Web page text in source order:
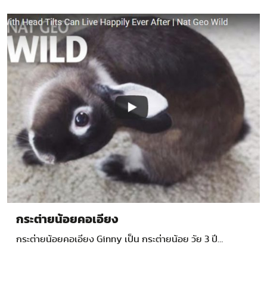
กระต่ายน้อยคอเอียง
กระต่ายน้อยคอเอียง Ginny เป็น กระต่ายน้อย วัย 3 ปี…